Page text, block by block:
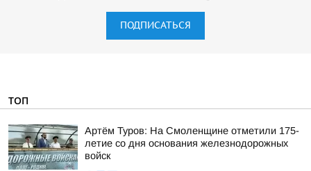
ПОДПИСАТЬСЯ
ТОП
Артём Туров: На Смоленщине отметили 175-
летие со дня основания железнодорожных
войск